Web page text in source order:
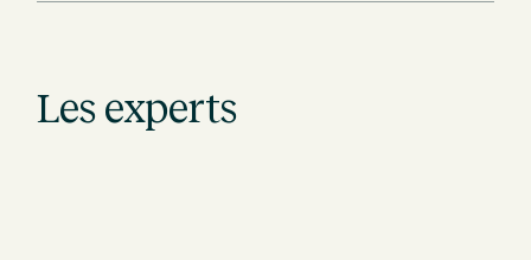
Les experts